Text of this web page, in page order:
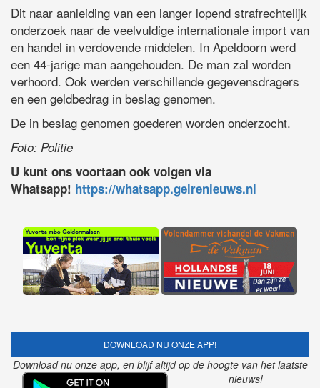
Dit naar aanleiding van een langer lopend strafrechtelijk
onderzoek naar de veelvuldige internationale import van
en handel in verdovende middelen. In Apeldoorn werd
een 44-jarige man aangehouden. De man zal worden
verhoord. Ook werden verschillende gegevensdragers
en een geldbedrag in beslag genomen.
De in beslag genomen goederen worden onderzocht.
Foto: Politie
U kunt ons voortaan ook volgen via
Whatsapp! https://whatsapp.gelrenieuws.nl
DOWNLOAD NU ONZE APP!
Download nu onze app, en blijf altijd op de hoogte van het laatste
nieuws!